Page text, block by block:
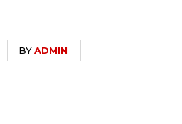
BYADMIN